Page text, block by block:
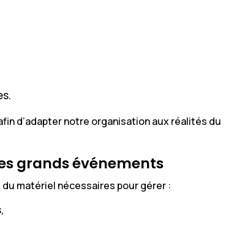
d’adapter notre organisation aux réalités du
grands événements
matériel nécessaires pour gérer :